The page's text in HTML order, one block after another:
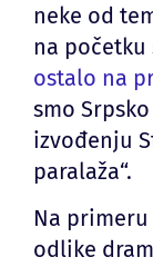
neke od
na početku
ostalo na
smo
izvođenju
paralaža“.
Na
odlike